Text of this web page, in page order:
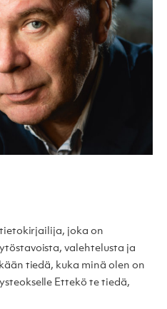
joka on
valehtelusta ja
tiedä, kuka minä olen on
Ettekö te tiedä,